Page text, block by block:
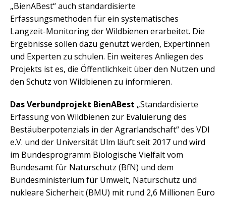
„BienABest“ auch standardisierte
Erfassungsmethoden für ein systematisches
Langzeit-Monitoring der Wildbienen erarbeitet. Die
Ergebnisse sollen dazu genutzt werden, Expertinnen
und Experten zu schulen. Ein weiteres Anliegen des
Projekts ist es, die Öffentlichkeit über den Nutzen und
den Schutz von Wildbienen zu informieren.
Das Verbundprojekt BienABest „Standardisierte
Erfassung von Wildbienen zur Evaluierung des
Bestäuberpotenzials in der Agrarlandschaft“ des VDI
e.V. und der Universität Ulm läuft seit 2017 und wird
im Bundesprogramm Biologische Vielfalt vom
Bundesamt für Naturschutz (BfN) und dem
Bundesministerium für Umwelt, Naturschutz und
nukleare Sicherheit (BMU) mit rund 2,6 Millionen Euro